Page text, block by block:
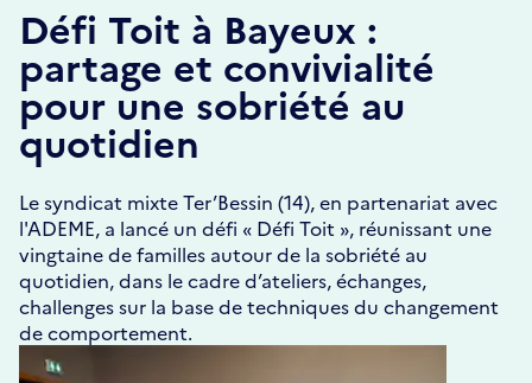
Défi Toit à Bayeux :
partage et convivialité
pour une sobriété au
quotidien
Le syndicat mixte Ter’Bessin (14), en partenariat avec
l'ADEME, a lancé un défi « Défi Toit », réunissant une
vingtaine de familles autour de la sobriété au
quotidien, dans le cadre d’ateliers, échanges,
challenges sur la base de techniques du changement
de comportement.